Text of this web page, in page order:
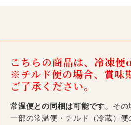
こちらの商品は、 冷凍便
※チルド便の場合、賞味
ご了承ください。
常温便との同梱は可能です。 その
一部の常温便・チルド（冷蔵）